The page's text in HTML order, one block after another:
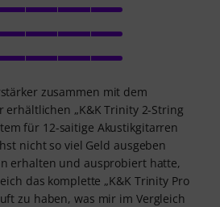
zusammen mit dem
„K&K Trinity 2-String
für 12-saitige Akustikgitarren
nicht so viel Geld ausgeben
erhalten und ausprobiert hatte,
das komplette „K&K Trinity Pro
zu haben, was mir im Vergleich